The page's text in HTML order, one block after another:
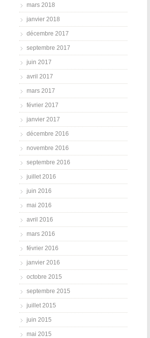
mars 2018
janvier 2018
décembre 2017
septembre 2017
juin 2017
avril 2017
mars 2017
février 2017
janvier 2017
décembre 2016
novembre 2016
septembre 2016
juillet 2016
juin 2016
mai 2016
avril 2016
mars 2016
février 2016
janvier 2016
octobre 2015
septembre 2015
juillet 2015
juin 2015
mai 2015